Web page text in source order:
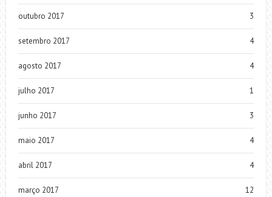
outubro 2017 3
setembro 2017 4
agosto 2017 4
julho 2017 1
junho 2017 3
maio 2017 4
abril 2017 4
março 2017 12